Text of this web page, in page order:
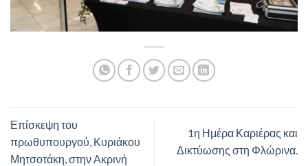
Επίσκεψη του
πρωθυπουργού, Κυριάκου
Μητσοτάκη, στην Ακρινή
1η Ημέρα Καριέρας και
Δικτύωσης στη Φλώρινα.